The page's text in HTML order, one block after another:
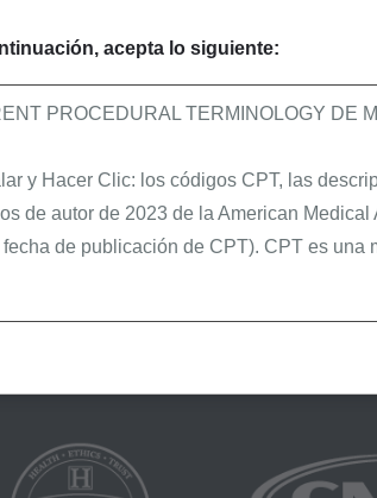
ya que First Coast prevé que la
web del proveedor
noticias
nosotros
Enlaces
Preguntas
Portal de
Acrónimos
acepta lo siguiente:
PROCEDURAL TERMINOLOGY DE
y Hacer Clic: los códigos CPT, las
de autor de 2023 de la American Medical
de publicación de CPT). CPT es una
(LCDs),
(LMRPs),